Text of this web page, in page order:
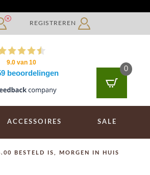
REGISTREREN
0
ACCESSOIRES SALE
BESTELD IS, MORGEN IN HUIS